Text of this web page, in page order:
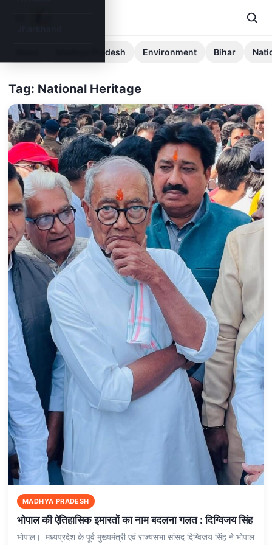
Madhya Pradesh Environment Bihar
Tag: National Heritage
MADHYA PRADESH
भोपाल की ऐतिहासिक इमारतों का नाम बदलना गलत : दिग्विजय सिंह
भोपाल। मध्यप्रदेश के पूर्व मुख्यमंत्री एवं राज्यसभा सांसद दिग्विजय सिंह ने भोपाल